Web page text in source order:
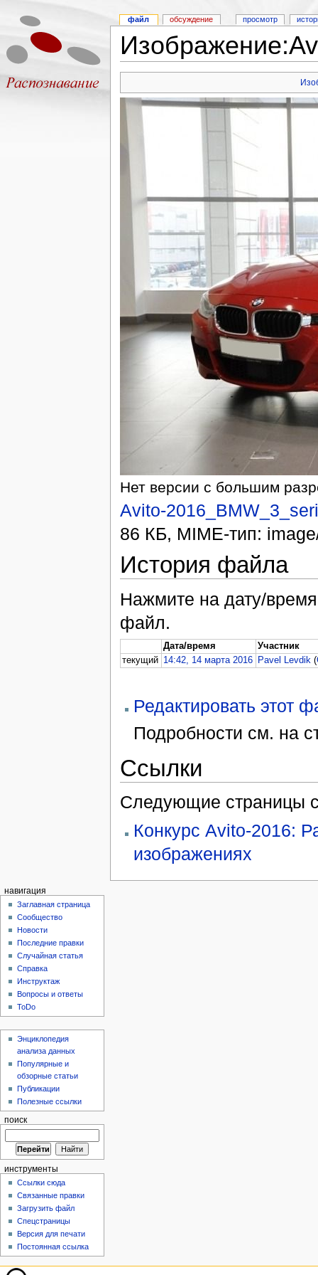
Нет версии с большим
Avito-
86 КБ, MIME-тип:
История файла
Нажмите на дату/
файл.
Дата/время
Участник
текущий 14:42, 14 марта 2016 Pavel Levdik (
Редактировать этот
Подробности см. на
Ссылки
Следующие страницы
Конкурс Avito-2016:
изображениях
файл обсуждение просмотр
навигация
Заглавная страница
Сообщество
Новости
Последние правки
Случайная статья
Справка
Инструктаж
Вопросы и ответы
ToDo
Энциклопедия
анализа данных
Популярные и
обзорные статьи
Публикации
Полезные ссылки
поиск
инструменты
Ссылки сюда
Связанные правки
Загрузить файл
Спецстраницы
Версия для печати
Постоянная ссылка